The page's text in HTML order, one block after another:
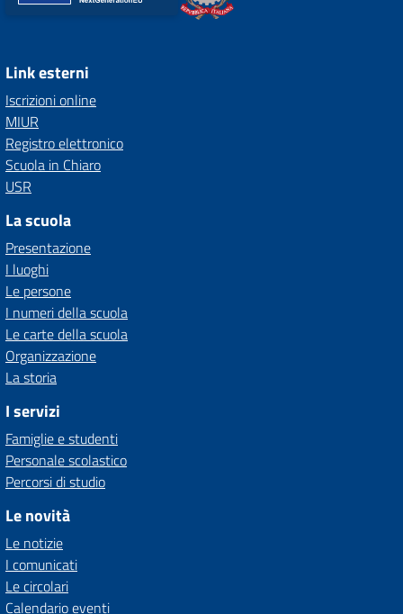
Link esterni
Iscrizioni online
MIUR
Registro elettronico
Scuola in Chiaro
USR
La scuola
Presentazione
I luoghi
Le persone
I numeri della scuola
Le carte della scuola
Organizzazione
La storia
I servizi
Famiglie e studenti
Personale scolastico
Percorsi di studio
Le novità
Le notizie
I comunicati
Le circolari
Calendario eventi